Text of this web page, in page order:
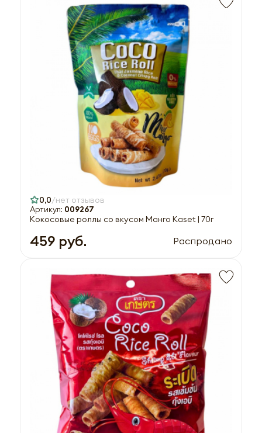
0,0 нет отзывов
Артикул: 009267
Кокосовые роллы со вкусом Манго Kaset | 70г
459 руб. Распродано